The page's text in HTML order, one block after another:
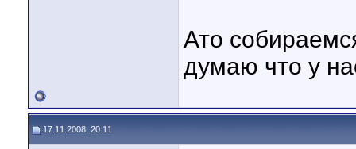
Ато
думаю что у
17.11.2008, 20:11